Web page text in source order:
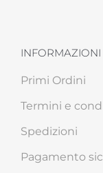
INFORMAZIONI
Primi Ordini
Termini e
Spedizioni
Pagamento